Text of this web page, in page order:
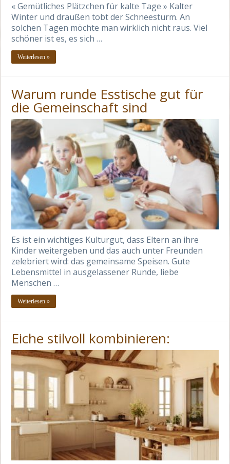
« Gemütliches Plätzchen für kalte Tage » Kalter
Winter und draußen tobt der Schneesturm. An
solchen Tagen möchte man wirklich nicht raus. Viel
schöner ist es, es sich …
Weiterlesen »
Warum runde Esstische gut für
die Gemeinschaft sind
Es ist ein wichtiges Kulturgut, dass Eltern an ihre
Kinder weitergeben und das auch unter Freunden
zelebriert wird: das gemeinsame Speisen. Gute
Lebensmittel in ausgelassener Runde, liebe
Menschen …
Weiterlesen »
Eiche stilvoll kombinieren: